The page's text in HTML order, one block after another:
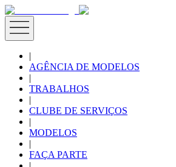
|
AGÊNCIA DE MODELOS
|
TRABALHOS
|
CLUBE DE SERVIÇOS
|
MODELOS
|
FAÇA PARTE